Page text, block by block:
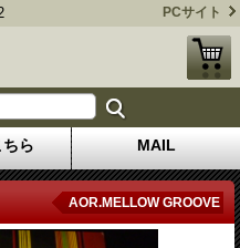
PCサイト
ら MAIL
AOR.MELLOW GROOVE